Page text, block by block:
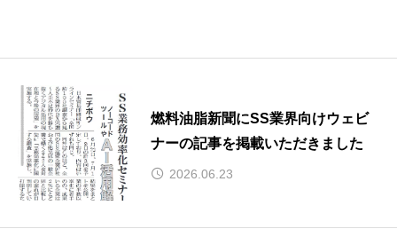
燃料油脂新聞にSS業界向けウェビ
ナーの記事を掲載いただきました
2026.06.23